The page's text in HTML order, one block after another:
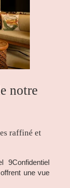
notre
raffiné et
9Confidentiel
une vue